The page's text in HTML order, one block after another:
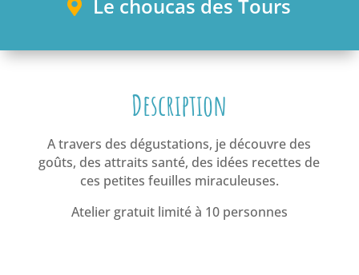
Le choucas des Tours
Description
A travers des dégustations, je découvre des
goûts, des attraits santé, des idées recettes de
ces petites feuilles miraculeuses.
Atelier gratuit limité à 10 personnes